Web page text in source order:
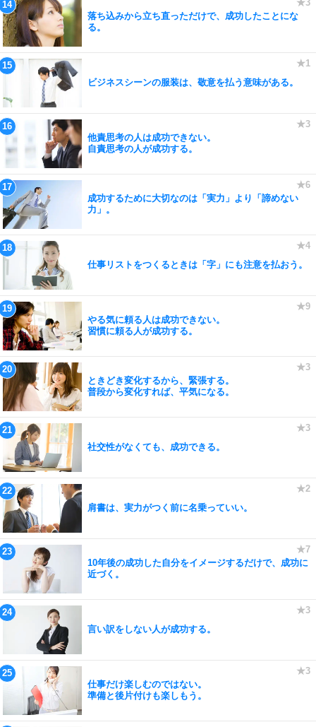
落ち込みから立ち直っただけで、成功したことにな
る。
ビジネスシーンの服装は、敬意を払う意味がある。
他責思考の人は成功できない。
自責思考の人が成功する。
成功するために大切なのは「実力」より「諦めない
力」。
仕事リストをつくるときは「字」にも注意を払おう。
やる気に頼る人は成功できない。
習慣に頼る人が成功する。
ときどき変化するから、緊張する。
普段から変化すれば、平気になる。
社交性がなくても、成功できる。
肩書は、実力がつく前に名乗っていい。
10年後の成功した自分をイメージするだけで、成功に
近づく。
言い訳をしない人が成功する。
仕事だけ楽しむのではない。
準備と後片付けも楽しもう。